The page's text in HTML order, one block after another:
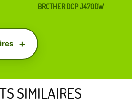
BROTHER DCP J470DW
SIMILAIRES